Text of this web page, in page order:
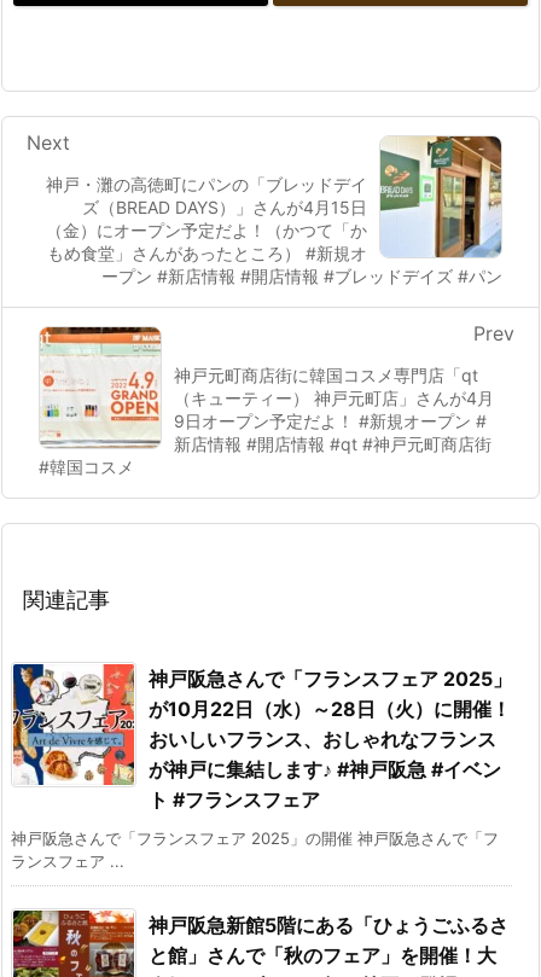
神戸・灘の高徳町にパンの「ブレッドデイ
ズ（BREAD DAYS）」さんが4月15日
（金）にオープン予定だよ！（かつて「か
もめ食堂」さんがあったところ） #新規オ
ープン #新店情報 #開店情報 #ブレッドデイズ #パン
Next
神戸元町商店街に韓国コスメ専門店「qt
（キューティー） 神戸元町店」さんが4月
9日オープン予定だよ！ #新規オープン #
新店情報 #開店情報 #qt #神戸元町商店街
#韓国コスメ
Prev
関連記事
神戸阪急さんで「フランスフェア 2025」
が10月22日（水）～28日（火）に開催！
おいしいフランス、おしゃれなフランス
が神戸に集結します♪ #神戸阪急 #イベン
ト #フランスフェア
神戸阪急さんで「フランスフェア 2025」の開催 神戸阪急さんで「フ
ランスフェア ...
神戸阪急新館5階にある「ひょうごふるさ
と館」さんで「秋のフェア」を開催！大